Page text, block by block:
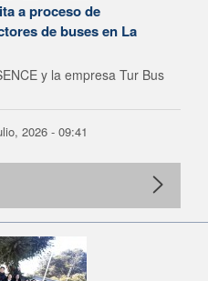
a proceso de
de buses en La
y la empresa Tur Bus
2026 - 09:41